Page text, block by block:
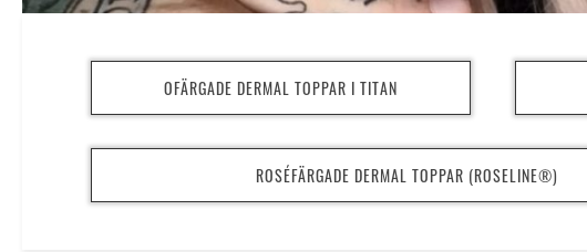
OFÄRGADE DERMAL TOPPAR I TITAN
ROSÉFÄRGADE DERMAL TOPPAR (ROSELINE®)